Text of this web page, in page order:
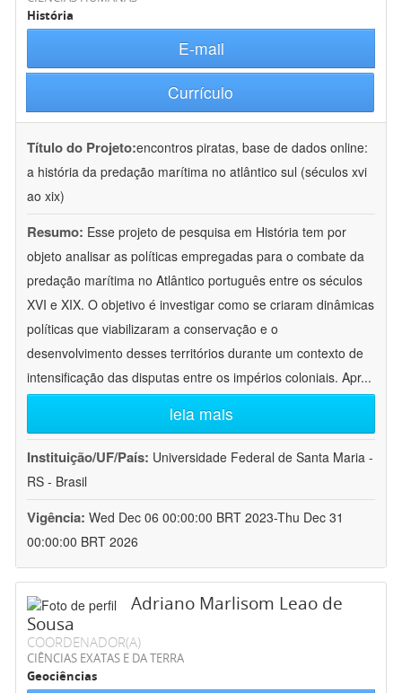
História
E-mail
Currículo
Título do Projeto:encontros piratas, base de dados online:
a história da predação marítima no atlântico sul (séculos xvi
ao xix)
Resumo: Esse projeto de pesquisa em História tem por
objeto analisar as políticas empregadas para o combate da
predação marítima no Atlântico português entre os séculos
XVI e XIX. O objetivo é investigar como se criaram dinâmicas
políticas que viabilizaram a conservação e o
desenvolvimento desses territórios durante um contexto de
intensificação das disputas entre os impérios coloniais. Apr...
leia mais
Instituição/UF/País: Universidade Federal de Santa Maria -
RS - Brasil
Vigência: Wed Dec 06 00:00:00 BRT 2023-Thu Dec 31
00:00:00 BRT 2026
Adriano Marlisom Leao de
Sousa
COORDENADOR(A)
CIÊNCIAS EXATAS E DA TERRA
Geociências